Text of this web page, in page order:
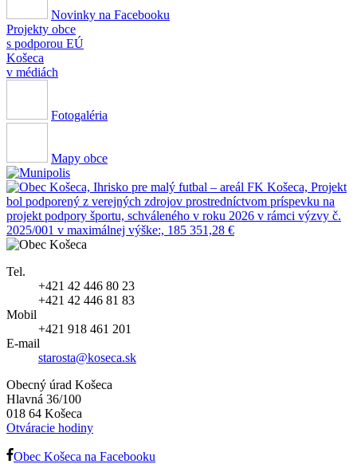
Novinky na Facebooku
Projekty obce
s podporou EÚ
Košeca
v médiách
Fotogaléria
Mapy obce
Tel.
+421 42 446 80 23
+421 42 446 81 83
Mobil
+421 918 461 201
E-mail
starosta@koseca.sk
Obecný úrad Košeca
Hlavná 36/100
018 64 Košeca
Otváracie hodiny
Obec Košeca na Facebooku